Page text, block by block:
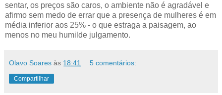
sentar, os preços são caros, o ambiente não é agradável e
afirmo sem medo de errar que a presença de mulheres é em
média inferior aos 25% - o que estraga a paisagem, ao
menos no meu humilde julgamento.
Olavo Soares às 18:41 5 comentários:
Compartilhar